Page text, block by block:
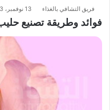
فريق التشافي بالغذاء 13 نوفمبر، 2023
فوائد وطريقة تصنيع